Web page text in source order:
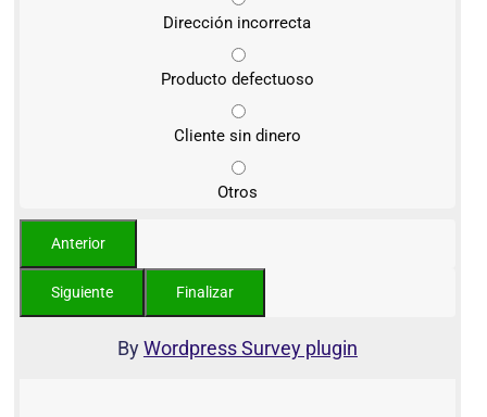
Dirección incorrecta
Producto defectuoso
Cliente sin dinero
Otros
ByWordpress Survey plugin